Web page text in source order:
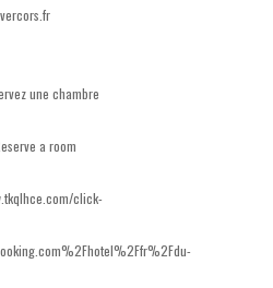
une chambre
a room
click-